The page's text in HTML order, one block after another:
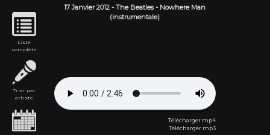
Liste
complète
Trier par
artiste
17 Janvier2012 -The Beatles- Nowhere Man
(instrumentale)
Télécharger mp4
Télécharger mp3